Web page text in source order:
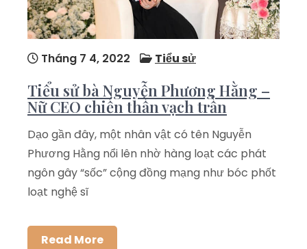
Tháng 7 4, 2022 Tiểu sử
Tiểu sử bà Nguyễn Phương Hằng –
Nữ CEO chiến thần vạch trần
Dạo gần đây, một nhân vật có tên Nguyễn
Phương Hằng nổi lên nhờ hàng loạt các phát
ngôn gây “sốc” cộng đồng mạng như bóc phốt
loạt nghệ sĩ
Read More